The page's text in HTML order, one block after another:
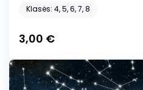
Klasės: 4, 5, 6, 7, 8
3,00 €